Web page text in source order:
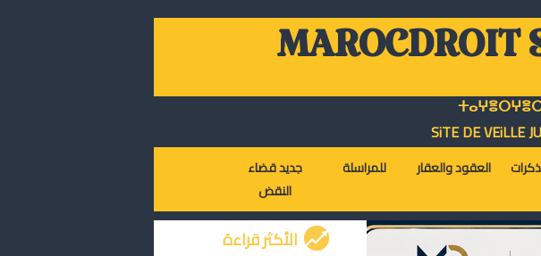
MAROCDROIT
جديد قضاء
النقض
للمراسلة العقود والعقار
الأكثر قراءة